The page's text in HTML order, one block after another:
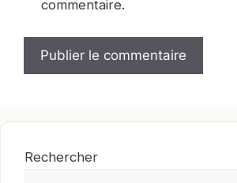
commentaire.
Rechercher